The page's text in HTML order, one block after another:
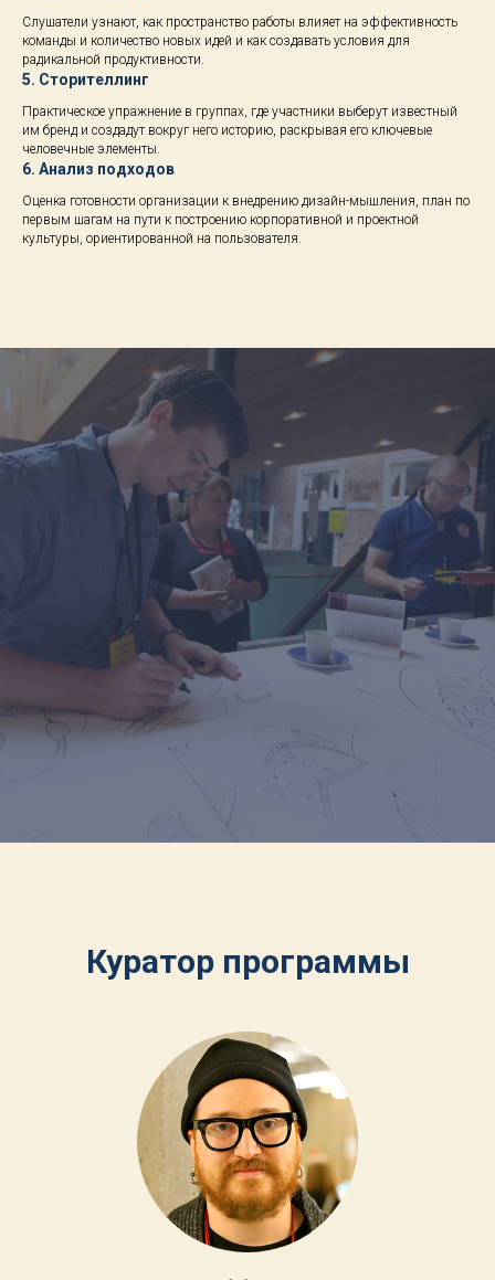
Слушатели узнают, как пространство работы влияет на эффективность
команды и количество новых идей и как создавать условия для
радикальной продуктивности.
5. Сторителлинг
Практическое упражнение в группах, где участники выберут известный
им бренд и создадут вокруг него историю, раскрывая его ключевые
человечные элементы.
6. Анализ подходов
Оценка готовности организации к внедрению дизайн-мышления, план по
первым шагам на пути к построению корпоративной и проектной
культуры, ориентированной на пользователя.
Куратор программы